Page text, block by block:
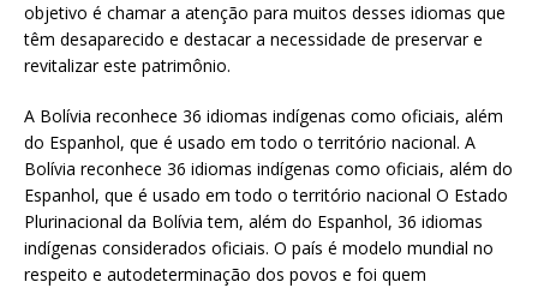
objetivo é chamar a atenção para muitos desses idiomas que
têm desaparecido e destacar a necessidade de preservar e
revitalizar este patrimônio.
A Bolívia reconhece 36 idiomas indígenas como oficiais, além
do Espanhol, que é usado em todo o território nacional. A
Bolívia reconhece 36 idiomas indígenas como oficiais, além do
Espanhol, que é usado em todo o território nacional O Estado
Plurinacional da Bolívia tem, além do Espanhol, 36 idiomas
indígenas considerados oficiais. O país é modelo mundial no
respeito e autodeterminação dos povos e foi quem